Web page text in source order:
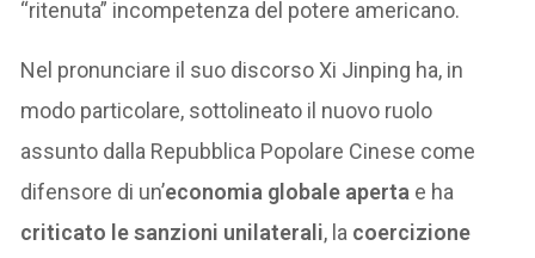
“ritenuta” incompetenza del potere americano.
Nel pronunciare il suo discorso Xi Jinping ha, in
modo particolare, sottolineato il nuovo ruolo
assunto dalla Repubblica Popolare Cinese come
difensore di un’economia globale aperta e ha
criticato le sanzioni unilaterali, la coercizione